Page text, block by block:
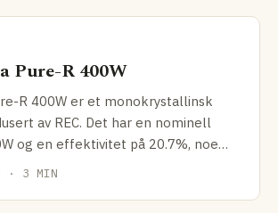
Pure-R 400W
R 400W er et monokrystallinsk
av REC. Det har en nominell
og en effektivitet på 20.7%, noe
· 3 MIN